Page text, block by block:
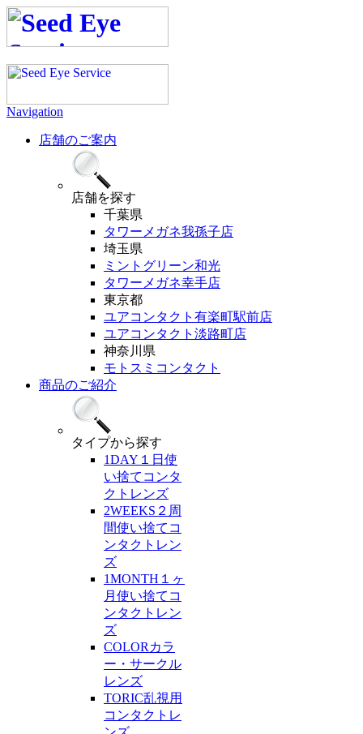
Navigation
店舗のご案内
店舗を探す
千葉県
タワーメガネ我孫子店
埼玉県
ミントグリーン和光
タワーメガネ幸手店
東京都
ユアコンタクト有楽町駅前店
ユアコンタクト淡路町店
神奈川県
モトスミコンタクト
商品のご紹介
タイプから探す
1DAY １日使
い捨てコンタ
クトレンズ
2WEEKS ２周
間使い捨てコ
ンタクトレン
ズ
1MONTH １ヶ
月使い捨てコ
ンタクトレン
ズ
COLORカラ
ー・サークル
レンズ
TORIC乱視用
コンタクトレ